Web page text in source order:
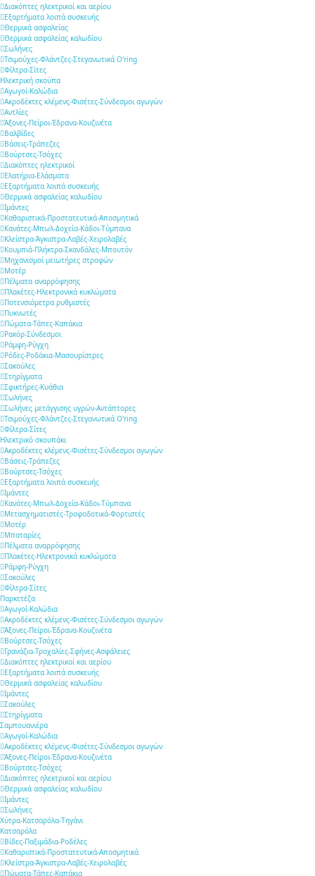
Διακόπτες ηλεκτρικοί και αερίου
Εξαρτήματα λοιπά συσκευής
Θερμικά ασφαλείας
Θερμικά ασφαλείας καλωδίου
Σωλήνες
Τσιμούχες-Φλάντζες-Στεγανωτικά O'ring
Φίλτρα-Σίτες
Ηλεκτρική σκούπα
Αγωγοί-Καλώδια
Ακροδέκτες κλέμενς-Φισέτες-Σύνδεσμοι αγωγών
Αντλίες
Άξονες-Πείροι-Έδρανα-Κουζινέτα
Βαλβίδες
Βάσεις-Τράπεζες
Βούρτσες-Τσόχες
Διακόπτες ηλεκτρικοί
Ελατήρια-Ελάσματα
Εξαρτήματα λοιπά συσκευής
Θερμικά ασφαλείας καλωδίου
Ιμάντες
Καθαριστικά-Προστατευτικά-Αποσμητικά
Κανάτες-Μπωλ-Δοχεία-Κάδοι-Τύμπανα
Κλείστρα-Άγκιστρα-Λαβές-Χειρολαβές
Κουμπιά-Πλήκτρα-Σκανδάλες-Μπουτόν
Μηχανισμοί μειωτήρες στροφών
Μοτέρ
Πέλματα αναρρόφησης
Πλακέτες-Ηλεκτρονικά κυκλώματα
Ποτενσιόμετρα ρυθμιστές
Πυκνωτές
Πώματα-Τάπες-Καπάκια
Ρακόρ-Σύνδεσμοι
Ράμφη-Ρύγχη
Ρόδες-Ροδάκια-Μασουρίστρες
Σακούλες
Στηρίγματα
Σφικτήρες-Κυάθια
Σωλήνες
Σωλήνες μετάγγισης υγρών-Αντάπτορες
Τσιμούχες-Φλάντζες-Στεγανωτικά O'ring
Φίλτρα-Σίτες
Ηλεκτρικό σκουπάκι
Ακροδέκτες κλέμενς-Φισέτες-Σύνδεσμοι αγωγών
Βάσεις-Τράπεζες
Βούρτσες-Τσόχες
Εξαρτήματα λοιπά συσκευής
Ιμάντες
Κανάτες-Μπωλ-Δοχεία-Κάδοι-Τύμπανα
Μετασχηματιστές-Τροφοδοτικά-Φορτιστές
Μοτέρ
Μπαταρίες
Πέλματα αναρρόφησης
Πλακέτες-Ηλεκτρονικά κυκλώματα
Ράμφη-Ρύγχη
Σακούλες
Φίλτρα-Σίτες
Παρκετέζα
Αγωγοί-Καλώδια
Ακροδέκτες κλέμενς-Φισέτες-Σύνδεσμοι αγωγών
Άξονες-Πείροι-Έδρανα-Κουζινέτα
Βούρτσες-Τσόχες
Γρανάζια-Τροχαλίες-Σφήνες-Ασφάλειες
Διακόπτες ηλεκτρικοί και αερίου
Εξαρτήματα λοιπά συσκευής
Θερμικά ασφαλείας καλωδίου
Ιμάντες
Σακούλες
Στηρίγματα
Σαμπουανιέρα
Αγωγοί-Καλώδια
Ακροδέκτες κλέμενς-Φισέτες-Σύνδεσμοι αγωγών
Άξονες-Πείροι-Έδρανα-Κουζινέτα
Βούρτσες-Τσόχες
Διακόπτες ηλεκτρικοί και αερίου
Θερμικά ασφαλείας καλωδίου
Ιμάντες
Σωλήνες
Χύτρα-Κατσαρόλα-Τηγάνι
Κατσαρόλα
Βίδες-Παξιμάδια-Ροδέλες
Καθαριστικά-Προστατευτικά-Αποσμητικά
Κλείστρα-Άγκιστρα-Λαβές-Χειρολαβές
Πώματα-Τάπες-Καπάκια